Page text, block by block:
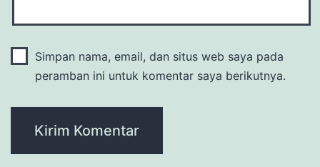
Simpan nama, email, dan situs web saya pada
peramban ini untuk komentar saya berikutnya.